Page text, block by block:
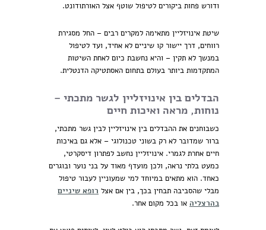
ודורש פחות ביקורים לטיפול שוטף אצל האורתודונט.
שיטת אינויזליין מתאימה למקרים רבים – החל מסגירת
רווחים, דרך יישור קו שיניים לא אחיד, ועד לטיפול
במנשך לא תקין – והיא נחשבת כיום לאחת השיטות
המתקדמות ביותר בעולם בתחום האסתטיקה הדנטלית.
הבדלים בין אינויזליין לגשר מתכתי –
נוחות, מראה ואיכות חיים
כשבוחנים את ההבדלים בין אינויזליין לבין גשר מתכתי,
ברור שמדובר לא רק בשוני טכנולוגי – אלא גם באיכות
חיים אחרת לגמרי. אינויזליין נחשב לפתרון דיסקרטי,
כמעט בלתי נראה, ולכן מועדף מאוד על בני נוער ובוגרים
כאחד. הוא מתאים במיוחד למי שמעוניין לעבור טיפול
מבלי שהסביבה תבחין בכך, בין אם אצל רופא שיניים
בהרצליה או בכל מקום אחר.